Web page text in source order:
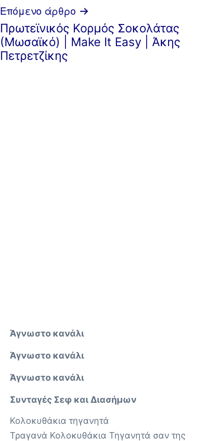
Επόμενο άρθρο
Πρωτεϊνικός Κορμός Σοκολάτας
(Μωσαϊκό) | Make It Easy | Άκης
Πετρετζίκης
Άγνωστο κανάλι
Άγνωστο κανάλι
Άγνωστο κανάλι
Συνταγές Σεφ και Διασήμων
Κολοκυθάκια τηγανητά
Τραγανά Κολοκυθάκια Τηγανητά σαν της